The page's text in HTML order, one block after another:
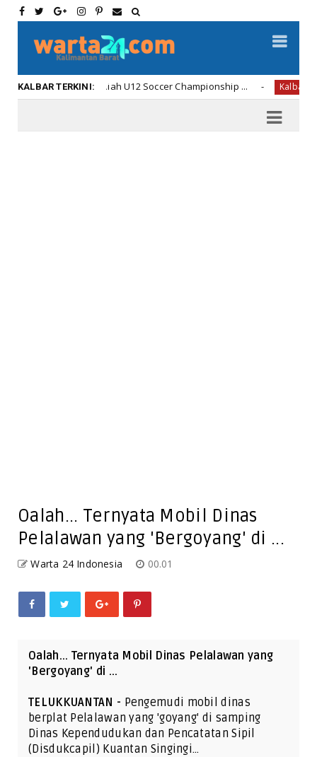
KALBAR TERKINI:
Hadiah U12 Soccer Championship ... Kalbar Di
Oalah... Ternyata Mobil Dinas
Pelalawan yang 'Bergoyang' di ...
Warta 24 Indonesia 00.01
Oalah... Ternyata Mobil Dinas Pelalawan yang
'Bergoyang' di ...
TELUKKUANTAN - Pengemudi mobil dinas
berplat Pelalawan yang 'goyang' di samping
Dinas Kependudukan dan Pencatatan Sipil
(Disdukcapil) Kuantan Singingi…